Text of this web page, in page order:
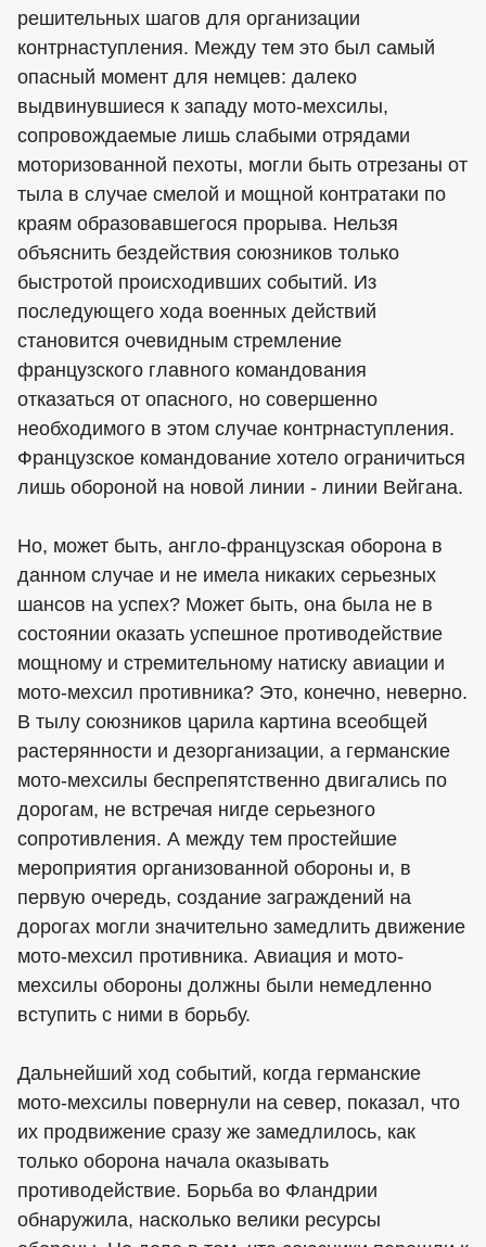
решительных шагов для организации
контрнаступления. Между тем это был самый
опасный момент для немцев: далеко
выдвинувшиеся к западу мото-мехсилы,
сопровождаемые лишь слабыми отрядами
моторизованной пехоты, могли быть отрезаны от
тыла в случае смелой и мощной контратаки по
краям образовавшегося прорыва. Нельзя
объяснить бездействия союзников только
быстротой происходивших событий. Из
последующего хода военных действий
становится очевидным стремление
французского главного командования
отказаться от опасного, но совершенно
необходимого в этом случае контрнаступления.
Французское командование хотело ограничиться
лишь обороной на новой линии - линии Вейгана.
Но, может быть, англо-французская оборона в
данном случае и не имела никаких серьезных
шансов на успех? Может быть, она была не в
состоянии оказать успешное противодействие
мощному и стремительному натиску авиации и
мото-мехсил противника? Это, конечно, неверно.
В тылу союзников царила картина всеобщей
растерянности и дезорганизации, а германские
мото-мехсилы беспрепятственно двигались по
дорогам, не встречая нигде серьезного
сопротивления. А между тем простейшие
мероприятия организованной обороны и, в
первую очередь, создание заграждений на
дорогах могли значительно замедлить движение
мото-мехсил противника. Авиация и мото-
мехсилы обороны должны были немедленно
вступить с ними в борьбу.
Дальнейший ход событий, когда германские
мото-мехсилы повернули на север, показал, что
их продвижение сразу же замедлилось, как
только оборона начала оказывать
противодействие. Борьба во Фландрии
обнаружила, насколько велики ресурсы